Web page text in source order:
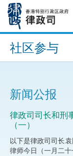
内
进阶搜寻
社区参与
新闻公报
律政司司长和刑
（一）
以下是律政司司长
律师今日（一月二